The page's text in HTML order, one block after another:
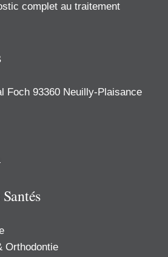
complet au traitement
Foch 93360 Neuilly-Plaisance
Orthodontie